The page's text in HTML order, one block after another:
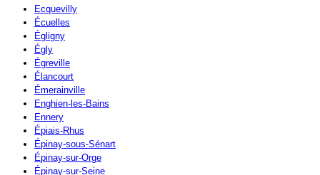
Ecquevilly
Écuelles
Égligny
Égly
Égreville
Élancourt
Émerainville
Enghien-les-Bains
Ennery
Épiais-Rhus
Épinay-sous-Sénart
Épinay-sur-Orge
Épinay-sur-Seine